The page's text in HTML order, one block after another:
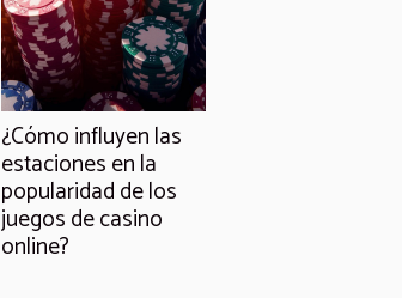
¿Cómo influyen las
estaciones en la
popularidad de los
juegos de casino
online?